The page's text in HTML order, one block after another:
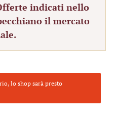
indicati nello
il mercato
lo shop sarà presto